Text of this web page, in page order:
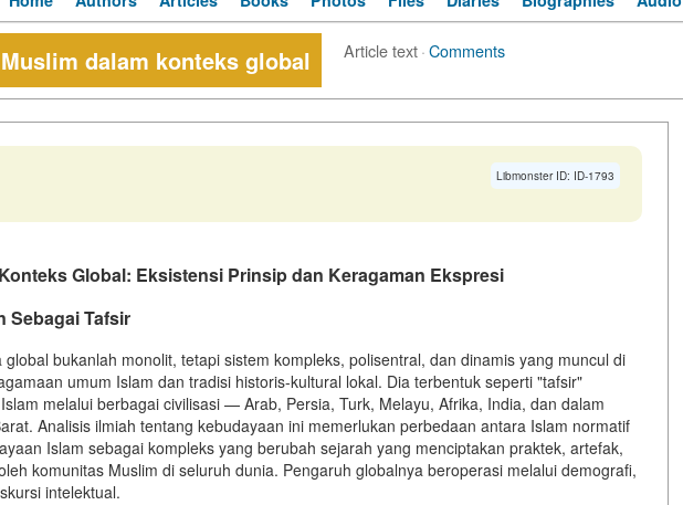
dalam konteks global Article text·Comments
Libmonster ID: ID-1793
Global: Eksistensi Prinsip dan Keragaman Ekspresi
Sebagai Tafsir
bukanlah monolit, tetapi sistem kompleks, polisentral, dan dinamis yang muncul di
umum Islam dan tradisi historis-kultural lokal. Dia terbentuk seperti "tafsir"
melalui berbagai civilisasi — Arab, Persia, Turk, Melayu, Afrika, India, dan dalam
Analisis ilmiah tentang kebudayaan ini memerlukan perbedaan antara Islam normatif
Islam sebagai kompleks yang berubah sejarah yang menciptakan praktek, artefak,
komunitas Muslim di seluruh dunia. Pengaruh globalnya beroperasi melalui demografi,
intelektual.